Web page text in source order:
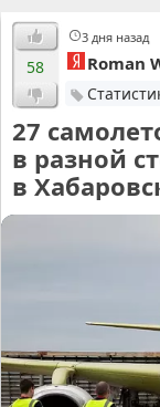
3 дня назад
58 Roman
27
в разной
в